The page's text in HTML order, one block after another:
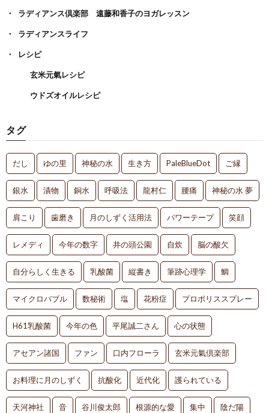
ラディアンス倶楽部 遠藤和香子のヨガレッスン
ラディアンスライフ
レシピ
玄米元氣レシピ
ウドズオイルレシピ
タグ
だし ゆの里 神秘の水 生き方 PaleBlueDot ご縁
銀水 漬物 銅水 呼吸法 龍村仁 腰痛 神秘の水 夢
肩こり 歯磨き 月のしずく活用法 パワーテープ 笑顔
レメディ 今年の数字 井の頭公園 自炊 脳の酸欠
自分らしく生きる 乳酸菌 縦書き 筆跡心理学 鯛
マイクロバブル 数秘術 塩 花粉症 プロポリススプレー
H61乳酸菌 今年の色 平尾誠二さん 心の状態
アセアン諸国 ファン 口内フローラ 玄米元氣倶楽部
お料理に月のしずく 抗酸化 近代化 護られている
天河神社 音 谷川俊太郎 根源的な愛 集中 陰だ陽